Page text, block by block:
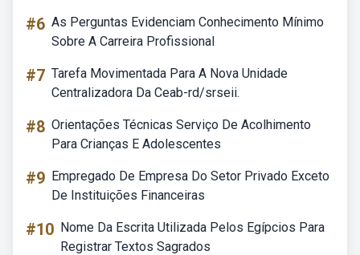
#6 As Perguntas Evidenciam Conhecimento Mínimo
Sobre A Carreira Profissional
#7 Tarefa Movimentada Para A Nova Unidade
Centralizadora Da Ceab-rd/srseii.
#8 Orientações Técnicas Serviço De Acolhimento
Para Crianças E Adolescentes
#9 Empregado De Empresa Do Setor Privado Exceto
De Instituições Financeiras
#10 Nome Da Escrita Utilizada Pelos Egípcios Para
Registrar Textos Sagrados